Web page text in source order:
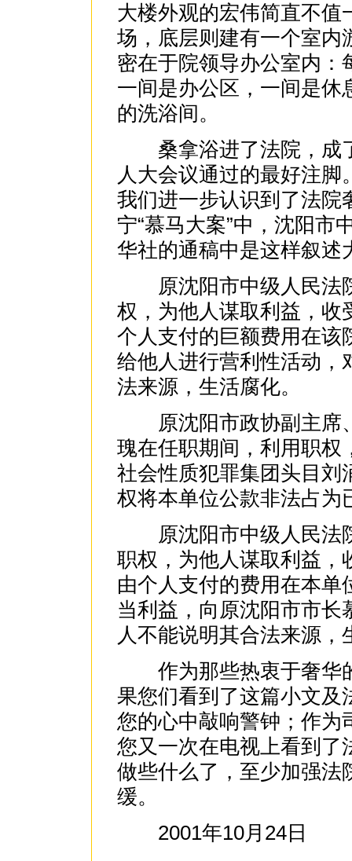
大楼外观的宏伟简直不值
场，底层则建有一个室内
密在于院领导办公室内：
一间是办公区，一间是休
的洗浴间。
桑拿浴进了法院，成
人大会议通过的最好注
我们进一步认识到了法院
宁“慕马大案”中，沈阳市
华社的通稿中是这样叙述
原沈阳市中级人民法
权，为他人谋取利益，收
个人支付的巨额费用在该
给他人进行营利性活动，
法来源，生活腐化。
原沈阳市政协副主席
瑰在任职期间，利用职权
社会性质犯罪集团头目刘
权将本单位公款非法占为
原沈阳市中级人民法
职权，为他人谋取利益，
由个人支付的费用在本
当利益，向原沈阳市市
人不能说明其合法来源
作为那些热衷于奢华
果您们看到了这篇小文及
您的心中敲响警钟；作为
您又一次在电视上看到了
做些什么了，至少加强法
缓。
2001年10月24日